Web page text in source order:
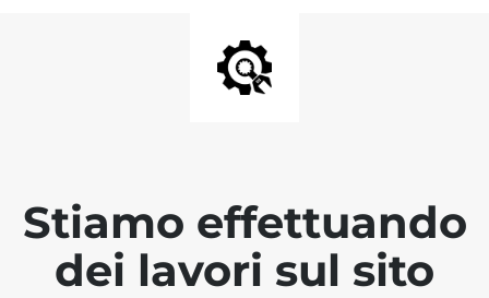
Stiamo effettuando
dei lavori sul sito